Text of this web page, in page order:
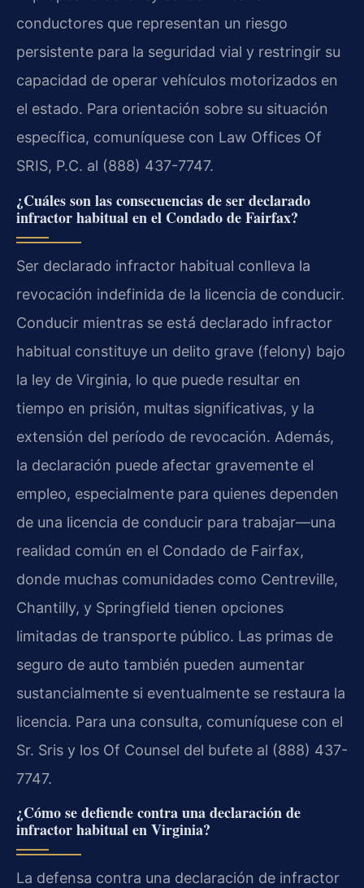
conductores que representan un riesgo
persistente para la seguridad vial y restringir su
capacidad de operar vehículos motorizados en
el estado. Para orientación sobre su situación
específica, comuníquese con Law Offices Of
SRIS, P.C. al (888) 437-7747.
¿Cuáles son las consecuencias de ser declarado
infractor habitual en el Condado de Fairfax?
Ser declarado infractor habitual conlleva la
revocación indefinida de la licencia de conducir.
Conducir mientras se está declarado infractor
habitual constituye un delito grave (felony) bajo
la ley de Virginia, lo que puede resultar en
tiempo en prisión, multas significativas, y la
extensión del período de revocación. Además,
la declaración puede afectar gravemente el
empleo, especialmente para quienes dependen
de una licencia de conducir para trabajar—una
realidad común en el Condado de Fairfax,
donde muchas comunidades como Centreville,
Chantilly, y Springfield tienen opciones
limitadas de transporte público. Las primas de
seguro de auto también pueden aumentar
sustancialmente si eventualmente se restaura la
licencia. Para una consulta, comuníquese con el
Sr. Sris y los Of Counsel del bufete al (888) 437-
7747.
¿Cómo se defiende contra una declaración de
infractor habitual en Virginia?
La defensa contra una declaración de infractor